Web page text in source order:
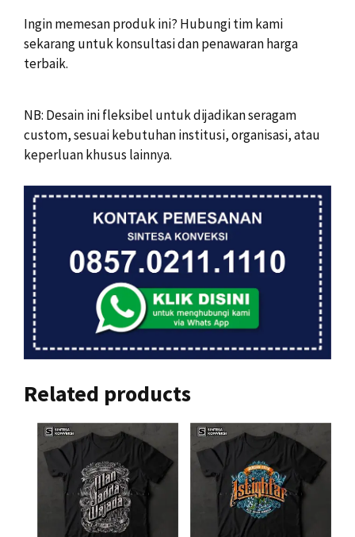
Ingin memesan produk ini? Hubungi tim kami
sekarang untuk konsultasi dan penawaran harga
terbaik.
NB: Desain ini fleksibel untuk dijadikan seragam
custom, sesuai kebutuhan institusi, organisasi, atau
keperluan khusus lainnya.
Related products